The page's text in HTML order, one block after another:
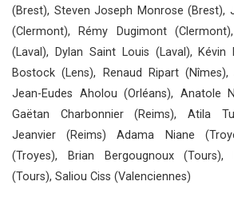
(Brest), Steven Joseph Monrose (Brest),
(Clermont), Rémy Dugimont
(Laval), Dylan Saint Louis (Laval), Kévin
Bostock (Lens), Renaud Ripart
Jean-Eudes Aholou (Orléans), Anatole
Gaëtan Charbonnier (Reims), Atila
Jeanvier (Reims) Adama Niane
(Troyes), Brian Bergougnoux (Tours),
(Tours), Saliou Ciss (Valenciennes)